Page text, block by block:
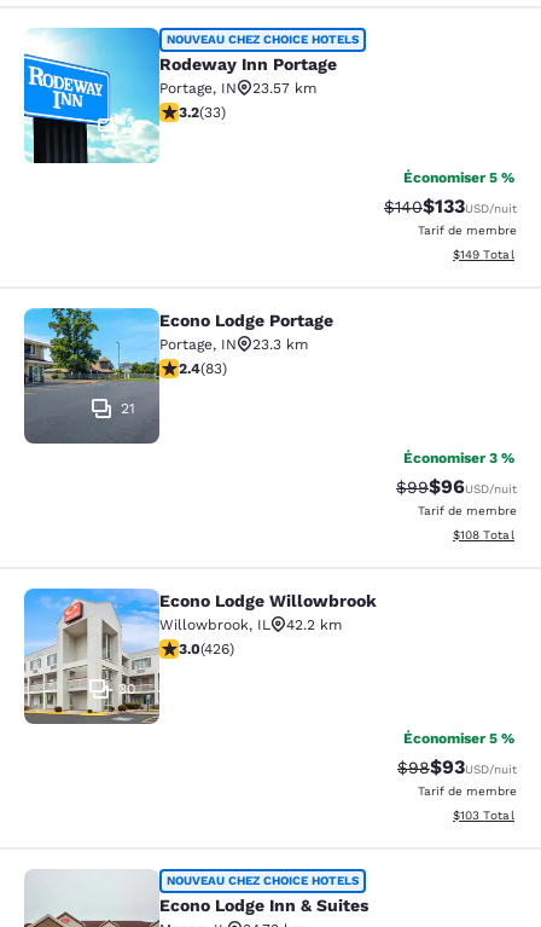
Rodeway Inn Portage
2
NOUVEAU CHEZ CHOICE HOTELS
Rodeway Inn Portage
Portage, IN
23.57 km
3.18 étoiles. Bien. 33 commentaires
3.2(33)
Économiser 5 %
Tarif barré :
$140Tarif réduit :
$133USD/nuit
Tarif de membre
Afficher les
$149 Total
Econo Lodge Portage
21
Econo Lodge Portage
Portage, IN
23.3 km
2.35 étoiles. Moyen. 83 commentaires
2.4(83)
Économiser 3 %
Tarif barré :
$99Tarif réduit :
$96USD/nuit
Tarif de membre
Afficher les
$108 Total
Econo Lodge Willowbrook
30
Econo Lodge Willowbrook
Willowbrook, IL
42.2 km
2.99 étoiles. Moyen. 426 commentaires
3.0(426)
Économiser 5 %
Tarif barré :
$98Tarif réduit :
$93USD/nuit
Tarif de membre
Afficher les
$103 Total
Econo Lodge Inn & Suites
NOUVEAU CHEZ CHOICE HOTELS
Econo Lodge Inn & Suites